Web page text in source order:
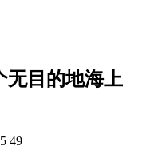
无目的地海上
49